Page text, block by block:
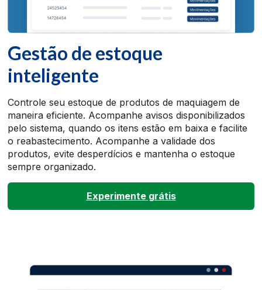
Gestão de estoque
inteligente
Controle seu estoque de produtos de maquiagem de
maneira eficiente. Acompanhe avisos disponibilizados
pelo sistema, quando os itens estão em baixa e facilite
o reabastecimento. Acompanhe a validade dos
produtos, evite desperdícios e mantenha o estoque
sempre organizado.
Experimente grátis